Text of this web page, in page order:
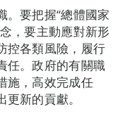
。要把握“總體國家
，要主動應對新形
控各類風險，履行
任。政府的有關職
施，高效完成任
新的貢獻。